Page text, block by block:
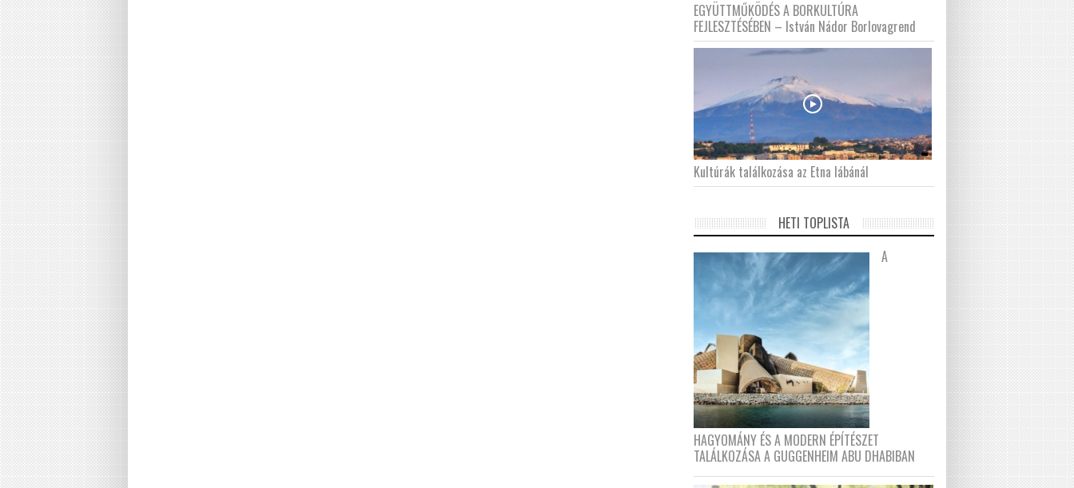
EGYÜTTMŰKÖDÉS A BORKULTÚRA
FEJLESZTÉSÉBEN – István Nádor Borlovagrend
Kultúrák találkozása az Etna lábánál
HETI TOPLISTA
A
HAGYOMÁNY ÉS A MODERN ÉPÍTÉSZET
TALÁLKOZÁSA A GUGGENHEIM ABU DHABIBAN